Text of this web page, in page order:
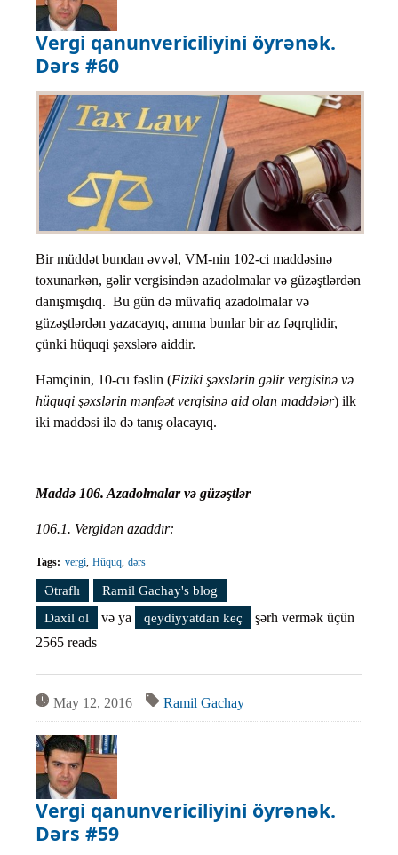
Vergi qanunvericiliyini öyrənək.
Dərs #60
Bir müddət bundan əvvəl, VM-nin 102-ci maddəsinə
toxunarkən, gəlir vergisindən azadolmalar və güzəştlərdən
danışmışdıq. Bu gün də müvafiq azadolmalar və
güzəştlərdən yazacayıq, amma bunlar bir az fəqrqlidir,
çünki hüquqi şəxslərə aiddir.
Həmçinin, 10-cu fəslin (Fiziki şəxslərin gəlir vergisinə və
hüquqi şəxslərin mənfəət vergisinə aid olan maddələr) ilk
iki maddəsi ilə də tanış olacayıq.
Maddə 106. Azadolmalar və güzəştlər
106.1. Vergidən azaddır:
Tags: vergi Hüquq dərs
Ətraflı Vergi qanunvericiliyini öyrənək. Dərs #60 haqqında
Ramil Gachay's blog
Daxil ol
və ya qeydiyyatdan keç
şərh vermək üçün
2565 reads
May 12, 2016 Ramil Gachay
Vergi qanunvericiliyini öyrənək.
Dərs #59